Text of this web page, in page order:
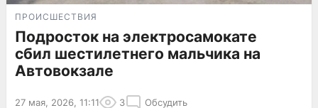
ПРОИСШЕСТВИЯ
Подросток на электросамокате
сбил шестилетнего мальчика на
Автовокзале
27 мая, 2026, 11:11 3 Обсудить